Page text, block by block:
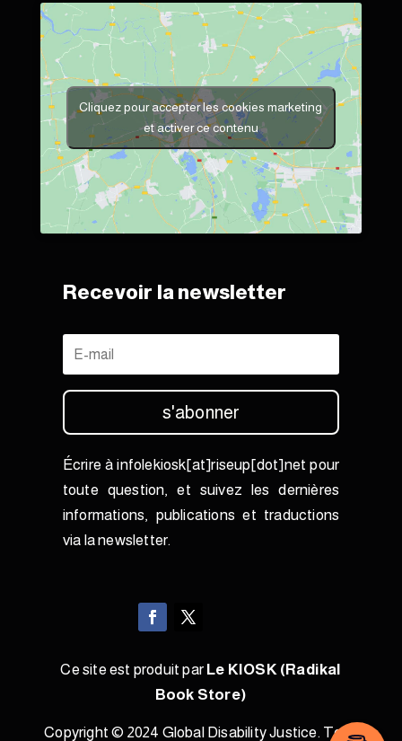
Cliquez pour accepter les cookies marketing
et activer ce contenu
Recevoir la newsletter
s'abonner
Écrire à infolekiosk[at]riseup[dot]net pour
toute question, et suivez les dernières
informations, publications et traductions
via la newsletter.
Ce site est produit parLe KIOSK (Radikal
Book Store)
Copyright © 2024 Global Disability Justice. Tous